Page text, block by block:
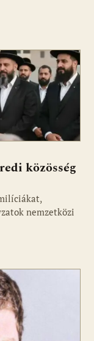
közösség
nemzetközi